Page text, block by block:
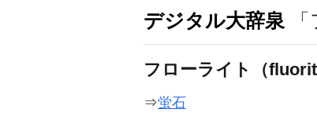
デジタル大辞泉
フローライト（
⇒蛍石